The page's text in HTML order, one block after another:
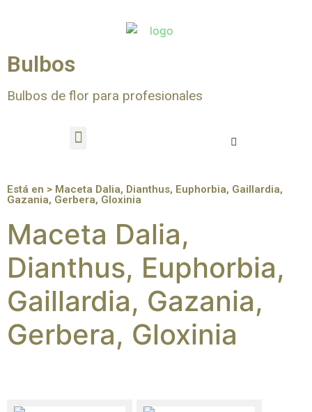
Bulbos
Bulbos de flor para profesionales
Está en > Maceta Dalia, Dianthus, Euphorbia, Gaillardia,
Gazania, Gerbera, Gloxinia
Maceta Dalia,
Dianthus, Euphorbia,
Gaillardia, Gazania,
Gerbera, Gloxinia